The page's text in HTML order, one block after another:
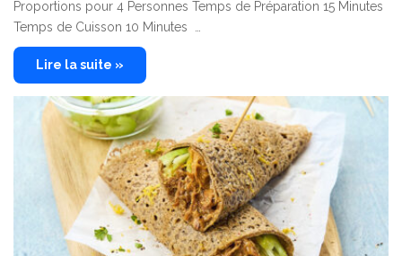
Proportions pour 4 Personnes Temps de Préparation 15 Minutes
Temps de Cuisson 10 Minutes …
Lire la suite »